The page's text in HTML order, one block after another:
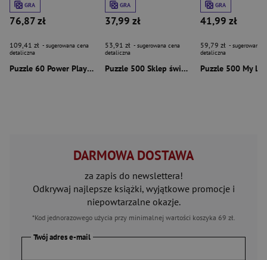
GRA
76,87 zł
109,41 zł - sugerowana cena
detaliczna
Puzzle 60 Power Players Giant
GRA
37,99 zł
53,91 zł - sugerowana cena
detaliczna
Puzzle 500 Sklep świąteczny
GRA
41,99 zł
59,79 zł - sugerowana
detaliczna
DARMOWA DOSTAWA
za zapis do newslettera!
Odkrywaj najlepsze książki, wyjątkowe promocje i
niepowtarzalne okazje.
*Kod jednorazowego użycia przy minimalnej wartości koszyka 69 zł.
Twój adres e-mail